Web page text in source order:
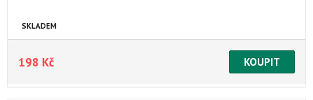
SKLADEM
198 Kč